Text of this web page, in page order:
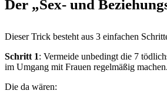
Der „Sex- und
Dieser Trick besteht aus 3 einfachen
Schritt 1: Vermeide unbedingt die 7
im Umgang mit Frauen regelmäßig machen.
Die da wären: